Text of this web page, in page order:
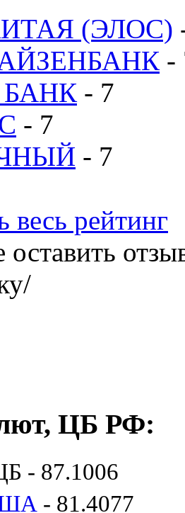
(ЭЛОС)
-
- 7
- 7
- 7
весь рейтинг
ЦБ РФ:
- 87.1006
- 81.4077